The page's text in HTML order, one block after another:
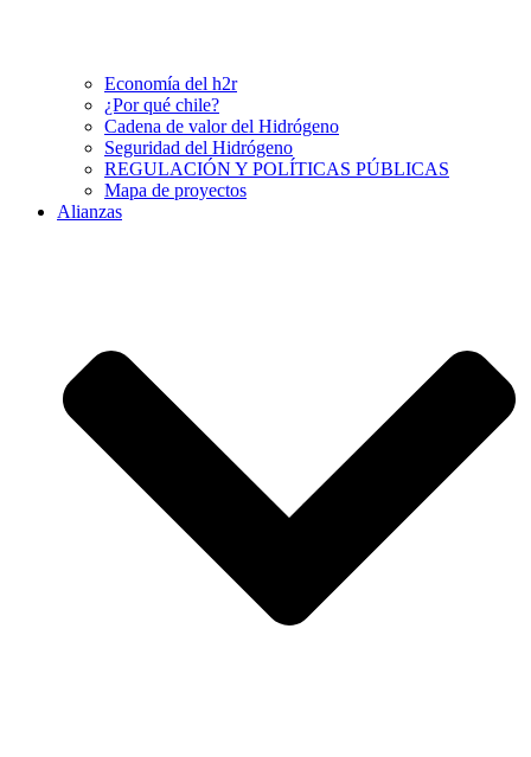
Economía del h2r
¿Por qué chile?
Cadena de valor del Hidrógeno
Seguridad del Hidrógeno
REGULACIÓN Y POLÍTICAS PÚBLICAS
Mapa de proyectos
Alianzas